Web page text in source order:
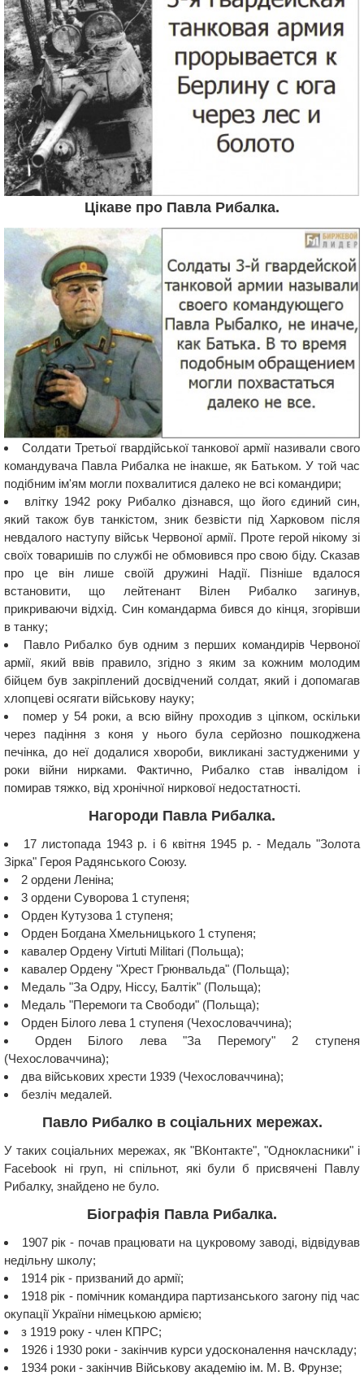
Цікаве про Павла Рибалка.
Солдати Третьої гвардійської танкової армії називали свого
командувача Павла Рибалка не інакше, як Батьком. У той час
подібним ім'ям могли похвалитися далеко не всі командири;
влітку 1942 року Рибалко дізнався, що його єдиний син,
який також був танкістом, зник безвісти під Харковом після
невдалого наступу військ Червоної армії. Проте герой нікому зі
своїх товаришів по службі не обмовився про свою біду. Сказав
про це він лише своїй дружині Надії. Пізніше вдалося
встановити, що лейтенант Вілен Рибалко загинув,
прикриваючи відхід. Син командарма бився до кінця, згорівши
в танку;
Павло Рибалко був одним з перших командирів Червоної
армії, який ввів правило, згідно з яким за кожним молодим
бійцем був закріплений досвідчений солдат, який і допомагав
хлопцеві осягати військову науку;
помер у 54 роки, а всю війну проходив з ціпком, оскільки
через падіння з коня у нього була серйозно пошкоджена
печінка, до неї додалися хвороби, викликані застудженими у
роки війни нирками. Фактично, Рибалко став інвалідом і
помирав тяжко, від хронічної ниркової недостатності.
Нагороди Павла Рибалка.
17 листопада 1943 р. і 6 квітня 1945 р. - Медаль "Золота
Зірка" Героя Радянського Союзу.
2 ордени Леніна;
3 ордени Суворова 1 ступеня;
Орден Кутузова 1 ступеня;
Орден Богдана Хмельницького 1 ступеня;
кавалер Ордену Virtuti Militari (Польща);
кавалер Ордену "Хрест Грюнвальда" (Польща);
Медаль "За Одру, Ніссу, Балтік" (Польща);
Медаль "Перемоги та Свободи" (Польща);
Орден Білого лева 1 ступеня (Чехословаччина);
Орден Білого лева "За Перемогу" 2 ступеня
(Чехословаччина);
два військових хрести 1939 (Чехословаччина);
безліч медалей.
Павло Рибалко в соціальних мережах.
У таких соціальних мережах, як "ВКонтакте", "Однокласники" і
Facebook ні груп, ні спільнот, які були б присвячені Павлу
Рибалку, знайдено не було.
Біографія Павла Рибалка.
1907 рік - почав працювати на цукровому заводі, відвідував
недільну школу;
1914 рік - призваний до армії;
1918 рік - помічник командира партизанського загону під час
окупації України німецькою армією;
з 1919 року - член КПРС;
1926 і 1930 роки - закінчив курси удосконалення начскладу;
1934 роки - закінчив Військову академію ім. М. В. Фрунзе;